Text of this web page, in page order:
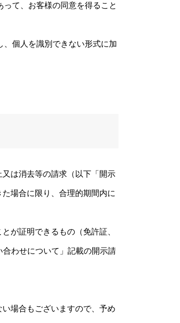
て、お客様の同意を得ること
個人を識別できない形式に加
は消去等の請求（以下「開示
場合に限り、合理的期間内に
が証明できるもの（免許証、
わせについて」記載の開示請
場合もございますので、予め